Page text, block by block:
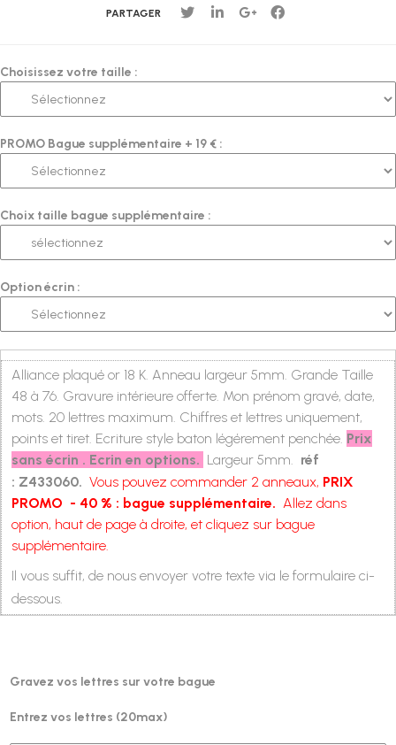
PARTAGER
Choisissez votre taille :
PROMO Bague supplémentaire + 19 € :
Choix taille bague supplémentaire :
Option écrin :
Alliance plaqué or 18 K. Anneau largeur 5mm. Grande Taille
48 à 76. Gravure intérieure offerte. Mon prénom gravé, date,
mots. 20 lettres maximum. Chiffres et lettres uniquement,
points et tiret. Ecriture style baton légérement penchée. Prix
sans écrin . Ecrin en options. Largeur 5mm. réf
: Z433060. Vous pouvez commander 2 anneaux, PRIX
PROMO - 40 % : bague supplémentaire. Allez dans
option, haut de page à droite, et cliquez sur bague
supplémentaire.
Il vous suffit, de nous envoyer votre texte via le formulaire ci-
dessous.
Gravez vos lettres sur votre bague
Entrez vos lettres (20max)